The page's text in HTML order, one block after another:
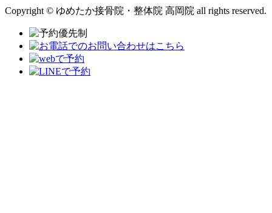
Copyright © ゆめたか接骨院・整体院 高岡院 all rights reserved.